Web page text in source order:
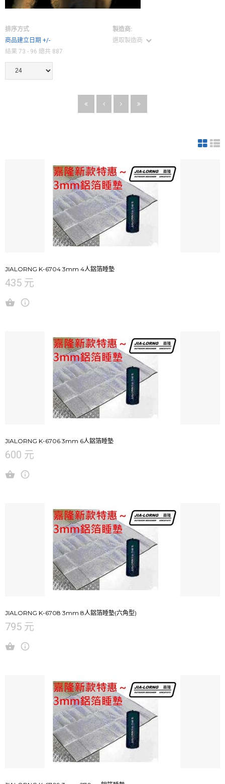
排序方式
商品建立日期 +/-
製造商:
選取製造商
結果 73 - 96 總共 887
JIALORNG K-6704 3mm 4人鋁箔睡墊
435 元
JIALORNG K-6706 3mm 6人鋁箔睡墊
600 元
JIALORNG K-6708 3mm 8人鋁箔睡墊(六角型)
795 元